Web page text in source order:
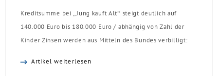
Kreditsumme bei „Jung kauft Alt“ steigt deutlich auf
140.000 Euro bis 180.000 Euro / abhängig von Zahl der
Kinder Zinsen werden aus Mitteln des Bundes verbilligt:
Artikel weiterlesen